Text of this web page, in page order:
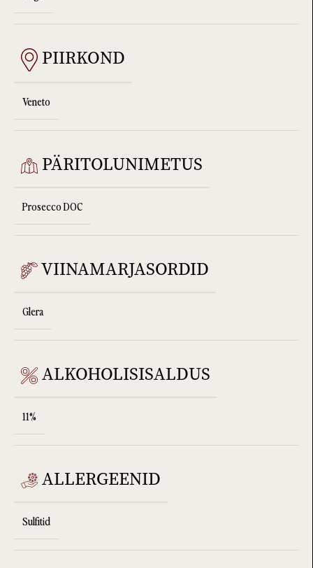
PIIRKOND
Veneto
PÄRITOLUNIMETUS
Prosecco DOC
VIINAMARJASORDID
Glera
ALKOHOLISISALDUS
11%
ALLERGEENID
Sulfitid